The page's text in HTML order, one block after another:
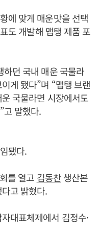
에 맞게 매운맛을 선택
도 개발해 맵탱 제품 포
하던 국내 매운 국물라
게 됐다”며 “맵탱 브랜
국물라면 시장에서도
고 말했다.
됐다.
를 열고 김동찬생산본
고 밝혔다.
대표체제에서 김정수·